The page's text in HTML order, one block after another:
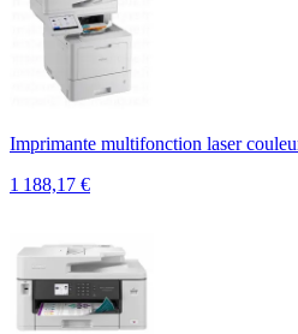
Imprimante multifonction laser
1 188,17 €